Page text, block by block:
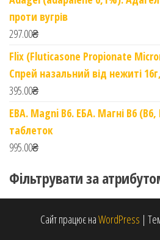
проти вугрів
297.00₴
Flix (Fluticasone Propionate
Спрей назальний від нежиті
395.00₴
EBA. Magni B6. ЕБА. Магні B6
таблеток
995.00₴
Фільтрувати за
Сайт працює наWordPress |